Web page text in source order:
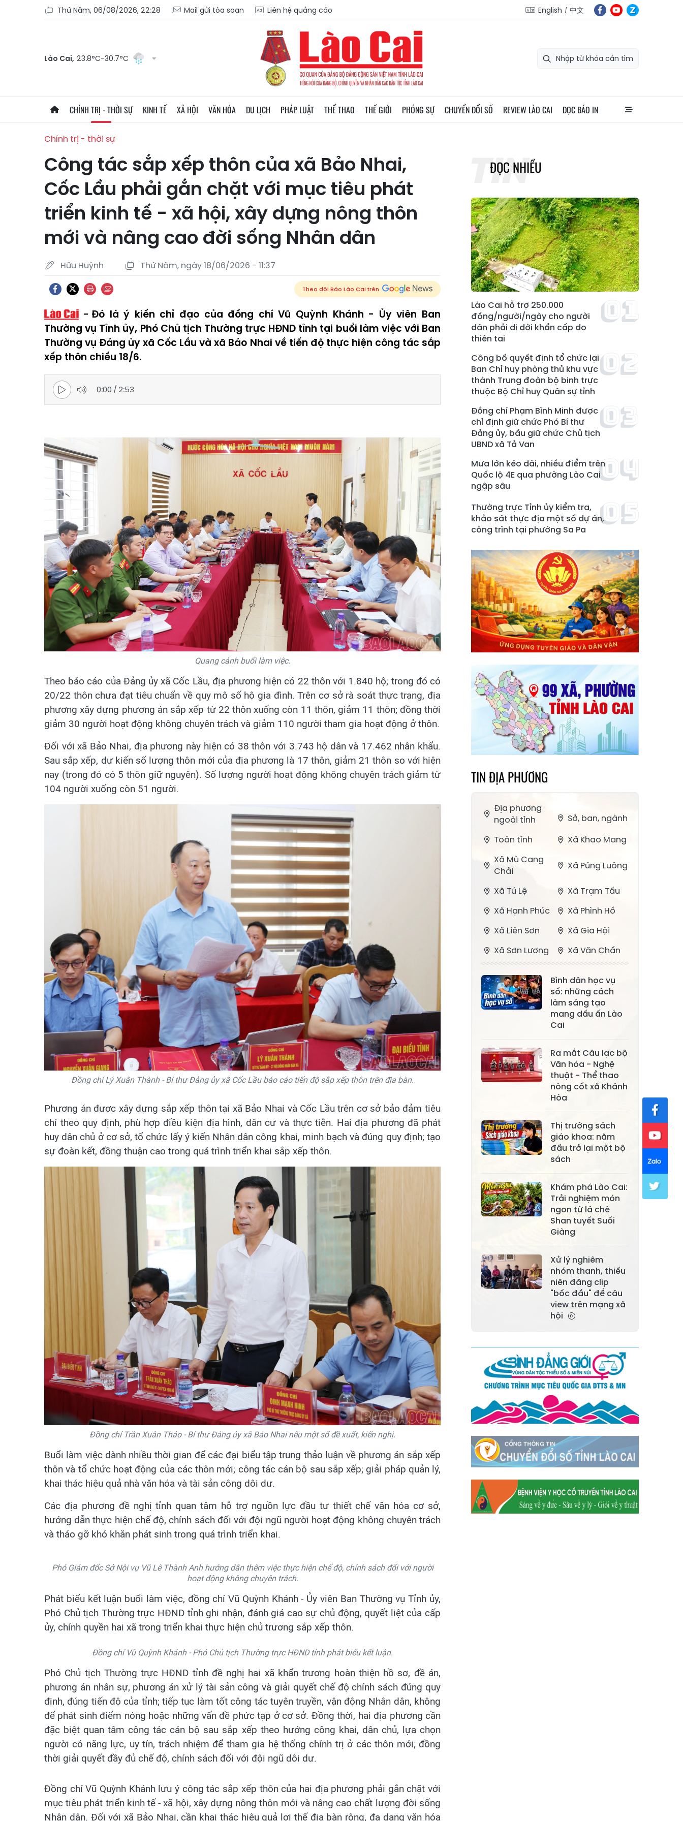
Thứ Năm, 06/08/2026, 22:28 Mail gửi tòa soạn Liên hệ quảng cáo English 中文
Lào Cai, 23.8°C-30.7°C
CHÍNH TRỊ - THỜI SỰ KINH TẾ XÃ HỘI VĂN HÓA DU LỊCH PHÁP LUẬT THỂ THAO THẾ GIỚI PHÓNG SỰ CHUYỂN ĐỔI SỐ REVIEW LÀO CAI ĐỌC BÁO IN
Chính trị - thời sự
Công tác sắp xếp thôn của xã Bảo Nhai,
Cốc Lầu phải gắn chặt với mục tiêu phát
triển kinh tế - xã hội, xây dựng nông thôn
mới và nâng cao đời sống Nhân dân
Hữu Huỳnh Thứ Năm, ngày 18/06/2026 - 11:37
Theo dõi Báo Lào Cai trên
Đó là ý kiến chỉ đạo của đồng chí Vũ Quỳnh Khánh - Ủy viên Ban
Thường vụ Tỉnh ủy, Phó Chủ tịch Thường trực HĐND tỉnh tại buổi làm việc với Ban
Thường vụ Đảng ủy xã Cốc Lầu và xã Bảo Nhai về tiến độ thực hiện công tác sắp
xếp thôn chiều 18/6.
0:00 / 2:53
Quang cảnh buổi làm việc.
Theo báo cáo của Đảng ủy xã Cốc Lầu, địa phương hiện có 22 thôn với 1.840 hộ; trong đó có
20/22 thôn chưa đạt tiêu chuẩn về quy mô số hộ gia đình. Trên cơ sở rà soát thực trạng, địa
phương xây dựng phương án sắp xếp từ 22 thôn xuống còn 11 thôn, giảm 11 thôn; đồng thời
giảm 30 người hoạt động không chuyên trách và giảm 110 người tham gia hoạt động ở thôn.
Đối với xã Bảo Nhai, địa phương này hiện có 38 thôn với 3.743 hộ dân và 17.462 nhân khẩu.
Sau sắp xếp, dự kiến số lượng thôn mới của địa phương là 17 thôn, giảm 21 thôn so với hiện
nay (trong đó có 5 thôn giữ nguyên). Số lượng người hoạt động không chuyên trách giảm từ
104 người xuống còn 51 người.
Đồng chí Lý Xuân Thành - Bí thư Đảng ủy xã Cốc Lầu báo cáo tiến độ sắp xếp thôn trên địa bàn.
Phương án được xây dựng sắp xếp thôn tại xã Bảo Nhai và Cốc Lầu trên cơ sở bảo đảm tiêu
chí theo quy định, phù hợp điều kiện địa hình, dân cư và thực tiễn. Hai địa phương đã phát
huy dân chủ ở cơ sở, tổ chức lấy ý kiến Nhân dân công khai, minh bạch và đúng quy định; tạo
sự đoàn kết, đồng thuận cao trong quá trình triển khai sắp xếp thôn.
Đồng chí Trần Xuân Thảo - Bí thư Đảng ủy xã Bảo Nhai nêu một số đề xuất, kiến nghị.
Buổi làm việc dành nhiều thời gian để các đại biểu tập trung thảo luận về phương án sắp xếp
thôn và tổ chức hoạt động của các thôn mới; công tác cán bộ sau sắp xếp; giải pháp quản lý,
khai thác hiệu quả nhà văn hóa và tài sản công dôi dư.
Các địa phương đề nghị tỉnh quan tâm hỗ trợ nguồn lực đầu tư thiết chế văn hóa cơ sở,
hướng dẫn thực hiện chế độ, chính sách đối với đội ngũ người hoạt động không chuyên trách
và tháo gỡ khó khăn phát sinh trong quá trình triển khai.
ĐỌC NHIỀU
Lào Cai hỗ trợ 250.000
đồng/người/ngày cho người
dân phải di dời khẩn cấp do
thiên tai
Công bố quyết định tổ chức lại
Ban Chỉ huy phòng thủ khu vực
thành Trung đoàn bộ binh trực
thuộc Bộ Chỉ huy Quân sự tỉnh
Đồng chí Phạm Bình Minh được
chỉ định giữ chức Phó Bí thư
Đảng ủy, bầu giữ chức Chủ tịch
UBND xã Tả Van
Mưa lớn kéo dài, nhiều điểm trên
Quốc lộ 4E qua phường Lào Cai
ngập sâu
Thường trực Tỉnh ủy kiểm tra,
khảo sát thực địa một số dự án,
công trình tại phường Sa Pa
TIN ĐỊA PHƯƠNG
Địa phương
ngoài tỉnh
Sở, ban, ngành
Toàn tỉnh
Xã Khao Mang
Xã Mù Cang
Chải
Xã Púng Luông
Xã Tú Lệ
Xã Trạm Tấu
Xã Hạnh Phúc
Xã Phình Hồ
Xã Liên Sơn
Xã Gia Hội
Xã Sơn Lương
Xã Văn Chấn
Bằng La
Xã Chấn Thịnh
Xã Nghĩa Tâm
Xã Phong Dụ
Hạ
Xã Đông
Cuông
Xã Tân Hợp
Xã Mậu A Xã Xuân Ái
Xã Lục Yên
Xã Tân Lĩnh
Xã Khánh Hòa
Xã Phúc Lợi
Xã Yên Thành
Xã Thác Bà
Xã Yên Bình
Xã Bảo Ái
Xã Hưng
Xã Lương
Thịnh
Xã Việt Hồng
Xã Cốc San
Xã Hợp Thành
Xã Phong Hải
Quang
Xã Tằng Loỏng
Xã Gia Phú
Xã Mường
Hum
Xã Y Tý
Xã A Mú Sung
Xã Trịnh Tường
Xã Nậm Chày
Xã Bản Xèo
Xã Bát Xát
Xã Võ Lao
Xã Khánh Yên
Xã Văn Bàn
Xã Dương Quỳ
Bình dân học vụ
số: những cách
làm sáng tạo
mang dấu ấn Lào
Cai
Ra mắt Câu lạc bộ
Văn hóa - Nghệ
thuật - Thể thao
nòng cốt xã Khánh
Hòa
Thị trường sách
giáo khoa: năm
đầu trở lại một bộ
sách
Khám phá Lào Cai:
Trải nghiệm món
ngon từ lá chè
Shan tuyết Suối
Giàng
Xử lý nghiêm
nhóm thanh, thiếu
niên đăng clip
"bốc đầu" để câu
view trên mạng xã
hội